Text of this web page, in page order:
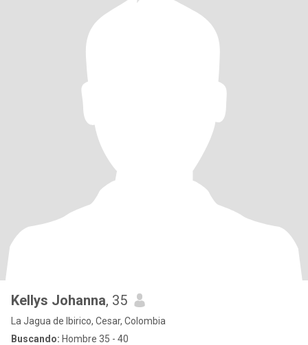
Kellys Johanna, 35
La Jagua de Ibirico, Cesar, Colombia
Buscando: Hombre 35 - 40